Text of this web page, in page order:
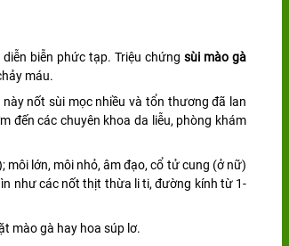
biễn phức tạp. Triệu chứngsùi mào gà
máu.
nốt sùi mọc nhiều và tổn thương đã lan
đến các chuyên khoa da liễu, phòng khám
lớn, môi nhỏ, âm đạo, cổ tử cung (ở nữ)
như các nốt thịt thừa li ti, đường kính từ 1-
mào gà hay hoa súp lơ.